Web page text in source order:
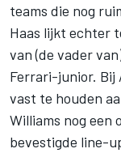
teams die nog
Haas lijkt echter
van (de vader
Ferrari-junior. Bij
vast te houden
Williams nog een
bevestigde line-